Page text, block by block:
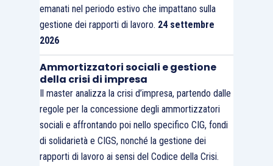
emanati nel periodo estivo che impattano sulla
gestione dei rapporti di lavoro. 24 settembre
2026
Ammortizzatori sociali e gestione
della crisi di impresa
Il master analizza la crisi d’impresa, partendo dalle
regole per la concessione degli ammortizzatori
sociali e affrontando poi nello specifico CIG, fondi
di solidarietà e CIGS, nonché la gestione dei
rapporti di lavoro ai sensi del Codice della Crisi.